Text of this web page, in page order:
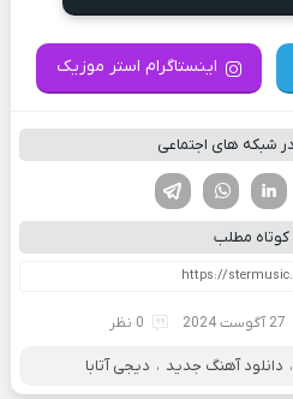
اینستاگرام استر موزیک
شبکه های اجتماعی
لینکدین تویتر
فیسوک
کوتاه مطلب
27 آگوست 2024 0 نظر
، دانلود آهنگ جدید ، دیجی آتابا